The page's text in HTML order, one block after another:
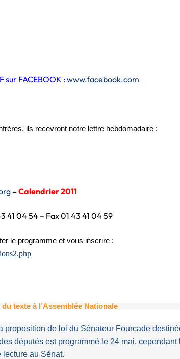
sur FACEBOOK :www.facebook.com
ils recevront notre lettre hebdomadaire :
–Calendrier 2011
41 04 54 – Fax 01 43 41 04 59
le programme et vous inscrire :
texte à l’Assemblée Nationale
proposition de loi du Sénateur Fourcade
députés est programmé le 24 mai, cependant
lecture au Sénat.